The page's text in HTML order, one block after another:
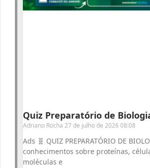
Quiz Preparatório de
Adriano Rocha 27 de julho de 2026 08:08
Ads 🧬 QUIZ PREPARATÓRIO DE
conhecimentos sobre proteínas,
moléculas e